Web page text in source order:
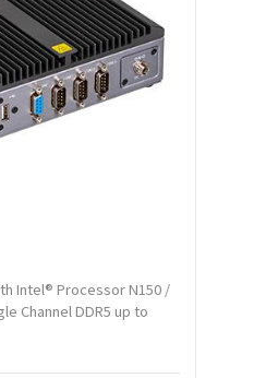
Intel® Processor N150 /
Channel DDR5 up to